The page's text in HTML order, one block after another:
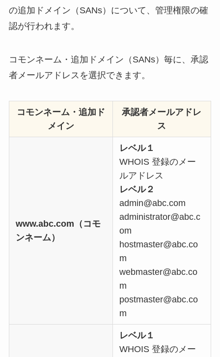
の追加ドメイン（SANs）について、管理権限の確
認が行われます。
コモンネーム・追加ドメイン（SANs）毎に、承認
者メールアドレスを選択できます。
コモンネーム・追加ド
メイン
承認者メールアドレ
ス
www.abc.com（コモ
ンネーム）
レベル１
WHOIS 登録のメー
ルアドレス
レベル２
admin@abc.com
administrator@abc.c
om
hostmaster@abc.co
m
webmaster@abc.co
m
postmaster@abc.co
m
レベル１
WHOIS 登録のメー